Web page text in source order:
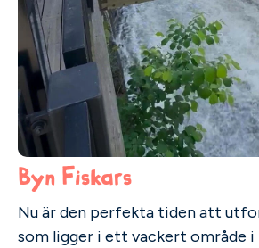
Byn Fiskars
Nu är den perfekta tiden att
som ligger i ett vackert område i